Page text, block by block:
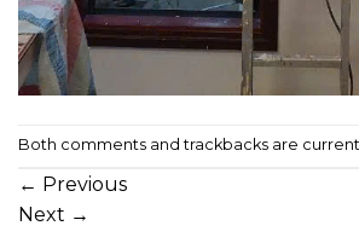
Both comments and trackbacks are
← Previous
Next →